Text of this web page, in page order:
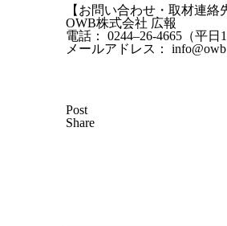
【お問い合わせ・取材連絡
OWB株式会社 広報
電話： 0244–26-4665（平日
メールアドレス：
Post
Share